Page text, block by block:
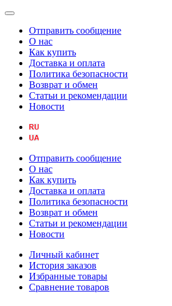
Отправить сообщение
О нас
Как купить
Доставка и оплата
Политика безопасности
Возврат и обмен
Статьи и рекомендации
Новости
Отправить сообщение
О нас
Как купить
Доставка и оплата
Политика безопасности
Возврат и обмен
Статьи и рекомендации
Новости
Личный кабинет
История заказов
Избранные товары
Сравнение товаров